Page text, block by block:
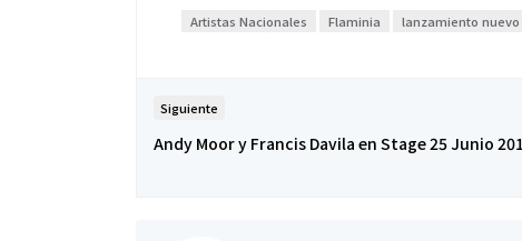
Artistas Nacionales Flaminia lanzamiento nuevo
Siguiente
Andy Moor y Francis Davila en Stage 25 Junio
Espectáculos
“Donde quiera
primer capítulo